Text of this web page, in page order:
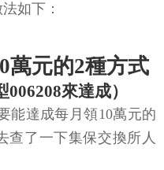
如下：
萬元的2種方式
來達成）
能達成每月領10萬元的
查了一下集保交換所人